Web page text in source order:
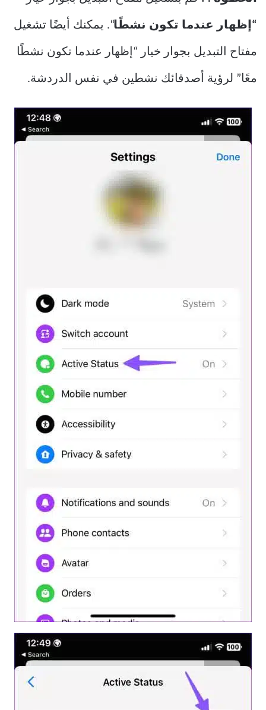
“إظهار عندما تكون نشطًا“. يمكنك أيضًا تشغيل
مفتاح التبديل بجوار خيار “إظهار عندما تكون نشطًا
معًا” لرؤية أصدقائك نشطين في نفس الدردشة.